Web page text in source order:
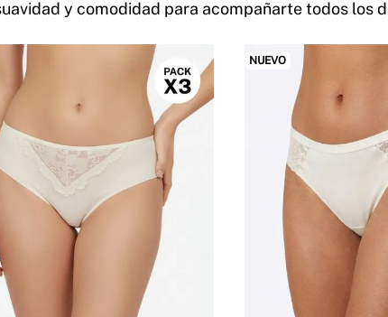
y comodidad para acompañarte todos los
NUEVO